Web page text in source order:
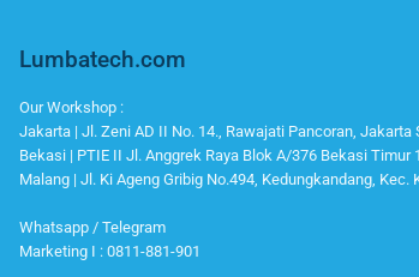
Lumbatech.com
Our Workshop :
Jakarta | Jl. Zeni AD II No. 14., Rawajati Pancoran, Jakarta
Bekasi | PTIE II Jl. Anggrek Raya Blok A/376 Bekasi Timur
Malang | Jl. Ki Ageng Gribig No.494, Kedungkandang,
Whatsapp / Telegram
Marketing I : 0811-881-901